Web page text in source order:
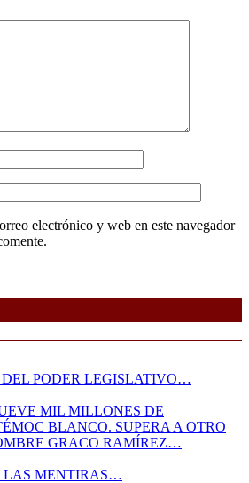
electrónico y web en este navegador
PODER LEGISLATIVO…
MIL MILLONES DE
BLANCO. SUPERA A OTRO
GRACO RAMÍREZ…
LAS MENTIRAS…